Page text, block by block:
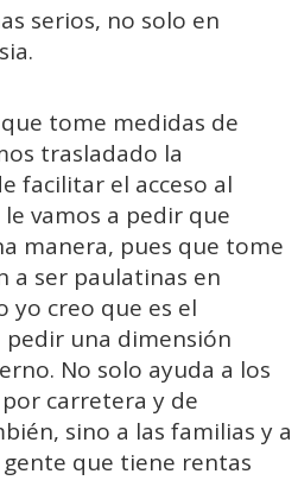
serios, no solo en
tome medidas de
trasladado la
facilitar el acceso al
vamos a pedir que
manera, pues que tome
a ser paulatinas en
yo creo que es el
pedir una dimensión
No solo ayuda a los
carretera y de
sino a las familias y a
que tiene rentas